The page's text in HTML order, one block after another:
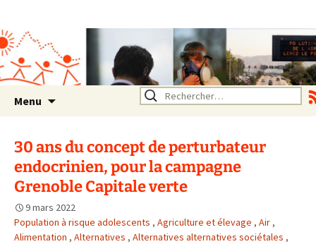
Rhône Alpes
Un environnement sain pour
la santé de tous
Menu Rechercher :
30 ans du concept de perturbateur
endocrinien, pour la campagne
Grenoble Capitale verte
9 mars 2022
Population à risque adolescents , Agriculture et élevage , Air ,
Alimentation , Alternatives , Alternatives alternatives sociétales ,